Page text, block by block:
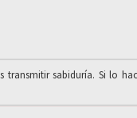
transmitir sabiduría. Si lo